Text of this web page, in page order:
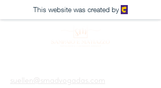
This website was created by
suellen@smadvogadas.com